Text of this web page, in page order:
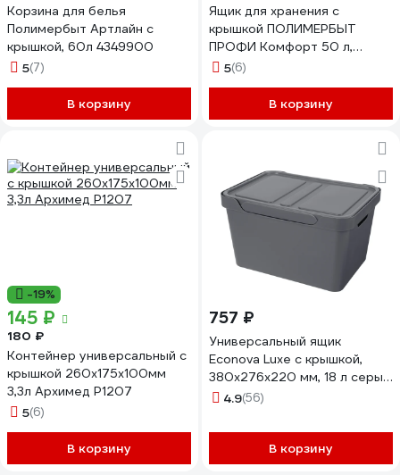
Корзина для белья
Полимербыт Артлайн с
крышкой, 60л 4349900
5(7)
В корзину
Ящик для хранения с
крышкой ПОЛИМЕРБЫТ
ПРОФИ Комфорт 50 л,
прозрачный 63200796
5(6)
В корзину
-19%
145 ₽
180 ₽
Контейнер универсальный с
крышкой 260x175x100мм
3,3л Архимед Р1207
5(6)
В корзину
757 ₽
Универсальный ящик
Econova Luxe с крышкой,
380х276х220 мм, 18 л серый
433205811
4.9(56)
В корзину